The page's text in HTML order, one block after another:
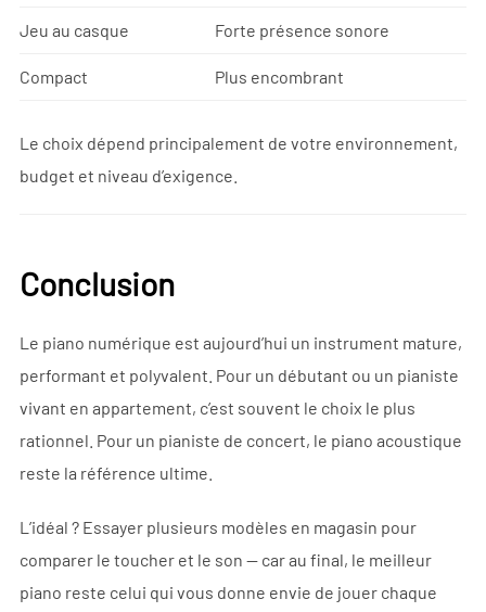
Jeu au casque Forte présence sonore
Compact Plus encombrant
Le choix dépend principalement de votre environnement,
budget et niveau d’exigence.
Conclusion
Le piano numérique est aujourd’hui un instrument mature,
performant et polyvalent. Pour un débutant ou un pianiste
vivant en appartement, c’est souvent le choix le plus
rationnel. Pour un pianiste de concert, le piano acoustique
reste la référence ultime.
L’idéal ? Essayer plusieurs modèles en magasin pour
comparer le toucher et le son — car au final, le meilleur
piano reste celui qui vous donne envie de jouer chaque